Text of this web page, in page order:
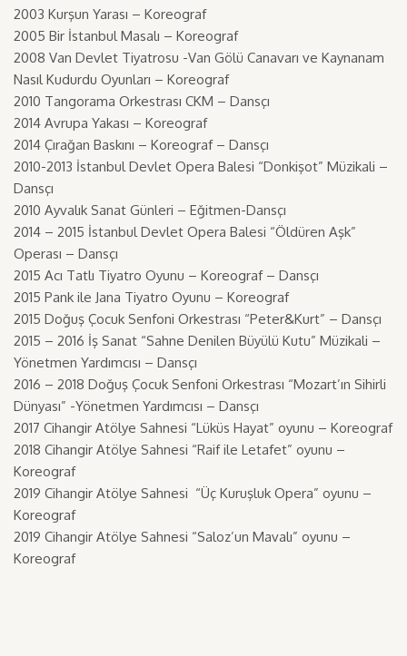
2003 Kurşun Yarası – Koreograf
2005 Bir İstanbul Masalı – Koreograf
2008 Van Devlet Tiyatrosu -Van Gölü Canavarı ve Kaynanam
Nasıl Kudurdu Oyunları – Koreograf
2010 Tangorama Orkestrası CKM – Dansçı
2014 Avrupa Yakası – Koreograf
2014 Çırağan Baskını – Koreograf – Dansçı
2010-2013 İstanbul Devlet Opera Balesi “Donkişot” Müzikali –
Dansçı
2010 Ayvalık Sanat Günleri – Eğitmen-Dansçı
2014 – 2015 İstanbul Devlet Opera Balesi “Öldüren Aşk”
Operası – Dansçı
2015 Acı Tatlı Tiyatro Oyunu – Koreograf – Dansçı
2015 Pank ile Jana Tiyatro Oyunu – Koreograf
2015 Doğuş Çocuk Senfoni Orkestrası “Peter&Kurt” – Dansçı
2015 – 2016 İş Sanat “Sahne Denilen Büyülü Kutu” Müzikali –
Yönetmen Yardımcısı – Dansçı
2016 – 2018 Doğuş Çocuk Senfoni Orkestrası “Mozart’ın Sihirli
Dünyası” -Yönetmen Yardımcısı – Dansçı
2017 Cihangir Atölye Sahnesi “Lüküs Hayat” oyunu – Koreograf
2018 Cihangir Atölye Sahnesi “Raif ile Letafet” oyunu –
Koreograf
2019 Cihangir Atölye Sahnesi “Üç Kuruşluk Opera” oyunu –
Koreograf
2019 Cihangir Atölye Sahnesi “Saloz’un Mavalı” oyunu –
Koreograf